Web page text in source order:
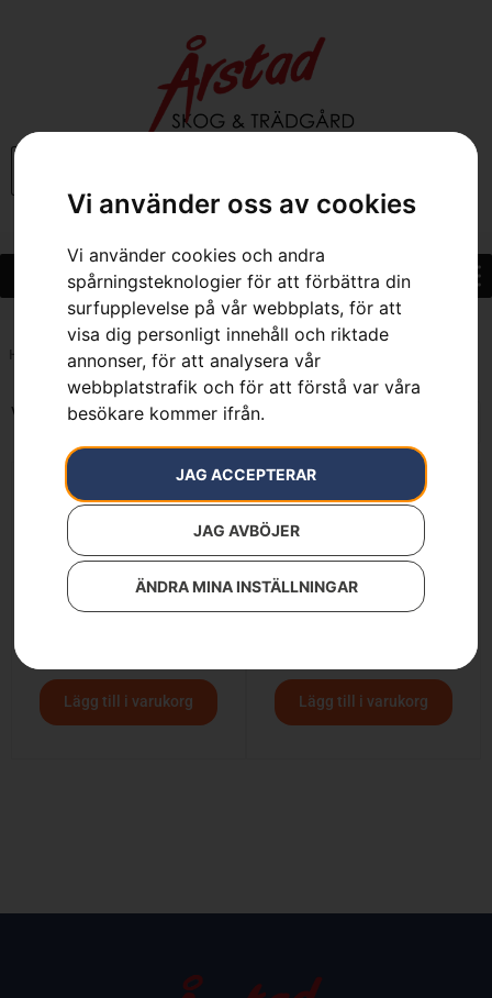
Vi använder oss av cookies
Vi använder cookies och andra
spårningsteknologier för att förbättra din
surfupplevelse på vår webbplats, för att
visa dig personligt innehåll och riktade
annonser, för att analysera vår
webbplatstrafik och för att förstå var våra
besökare kommer ifrån.
JAG ACCEPTERAR
JAG AVBÖJER
ÄNDRA MINA INSTÄLLNINGAR
Hem 117.0 mm
Visar alla 2 resultat
Lägg till i varukorg Lägg till i varukorg